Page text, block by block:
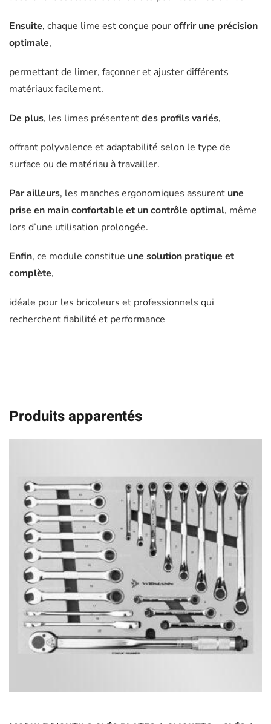
Ensuite, chaque lime est conçue pouroffrir une précision
optimale,
permettant de limer, façonner et ajuster différents
matériaux facilement.
De plus, les limes présententdes profils variés,
offrant polyvalence et adaptabilité selon le type de
surface ou de matériau à travailler.
Par ailleurs, les manches ergonomiques assurent une
prise en main confortable et un contrôle optimal, même
lors d’une utilisation prolongée.
Enfin, ce module constitue une solution pratique et
complète,
idéale pour les bricoleurs et professionnels qui
recherchent fiabilité et performance
Produits apparentés